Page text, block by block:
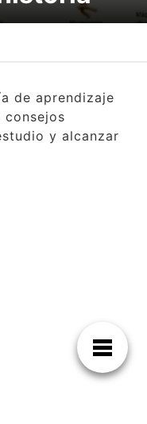
de aprendizaje
y alcanzar